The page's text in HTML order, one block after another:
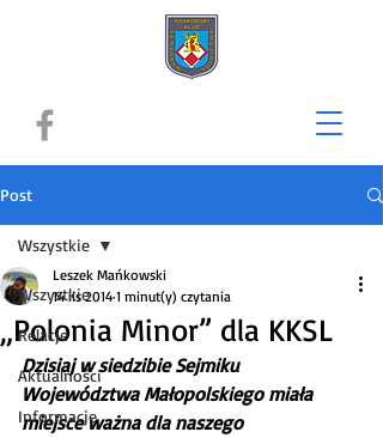
Post
Wszystkie
Relacje
Aktualności
Informacje
Wszystkie
„Polonia Minor” dla KKSL
Leszek Mańkowski
14 lis 2014 1 minut(y) czytania
Dzisiaj w siedzibie Sejmiku
Województwa Małopolskiego miała
miejsce ważna dla naszego